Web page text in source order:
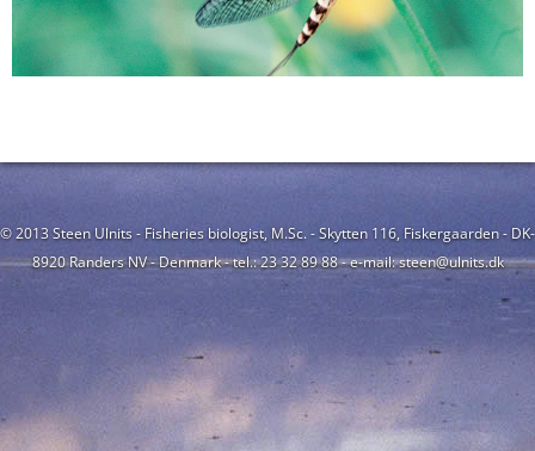
© 2013 Steen Ulnits - Fisheries biologist, M.Sc. - Skytten 116, Fiskergaarden - DK-
8920 Randers NV - Denmark - tel.: 23 32 89 88 - e-mail: steen@ulnits.dk